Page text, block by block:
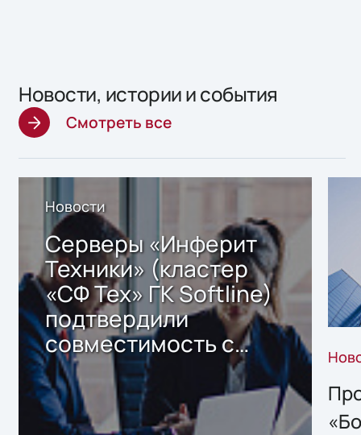
Новости, истории и события
Смотреть все
Новости
Серверы «Инферит
Техники» (кластер
«СФ Тех» ГК Softline)
подтвердили
совместимость с
решением Sharx
Storage 2.x для
хранения данных